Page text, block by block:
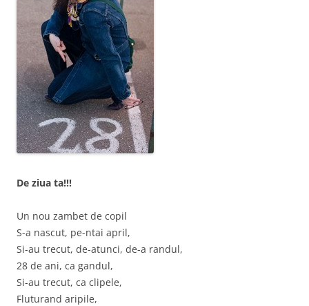
De ziua ta!!!
Un nou zambet de copil
S-a nascut, pe-ntai april,
Si-au trecut, de-atunci, de-a randul,
28 de ani, ca gandul,
Si-au trecut, ca clipele,
Fluturand aripile,